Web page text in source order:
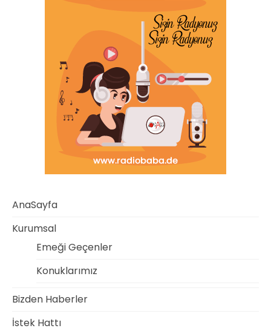
AnaSayfa
Kurumsal
Emeği Geçenler
Konuklarımız
Bizden Haberler
İstek Hattı